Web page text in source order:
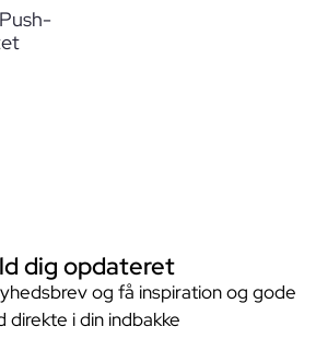
dig opdateret
og få inspiration og gode
direkte i din indbakke